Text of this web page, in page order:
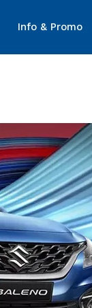
Info & Promo